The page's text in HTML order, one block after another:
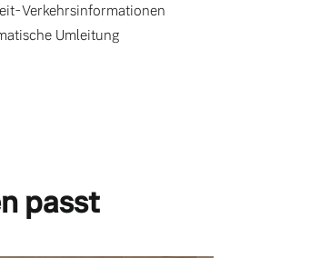
Verkehrsinformationen
Umleitung
passt